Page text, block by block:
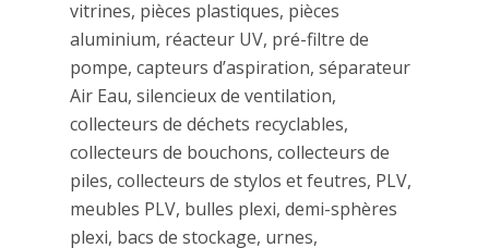
vitrines, pièces plastiques, pièces
aluminium, réacteur UV, pré-filtre de
pompe, capteurs d’aspiration, séparateur
Air Eau, silencieux de ventilation,
collecteurs de déchets recyclables,
collecteurs de bouchons, collecteurs de
piles, collecteurs de stylos et feutres, PLV,
meubles PLV, bulles plexi, demi-sphères
plexi, bacs de stockage, urnes,